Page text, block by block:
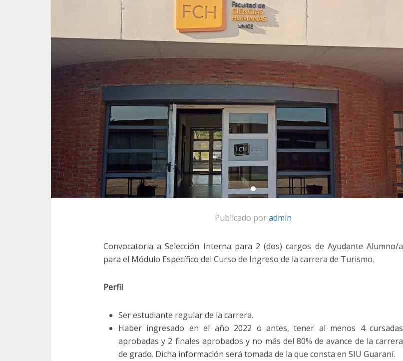
Publicado poradmin
Convocatoria a Selección Interna para 2 (dos) cargos de Ayudante Alumno/a
para el Módulo Específico del Curso de Ingreso de la carrera de Turismo.
Perfil
Ser estudiante regular de la carrera.
Haber ingresado en el año 2022 o antes, tener al menos 4 cursadas
aprobadas y 2 finales aprobados y no más del 80% de avance de la carrera
de grado. Dicha información será tomada de la que consta en SIU Guaraní.